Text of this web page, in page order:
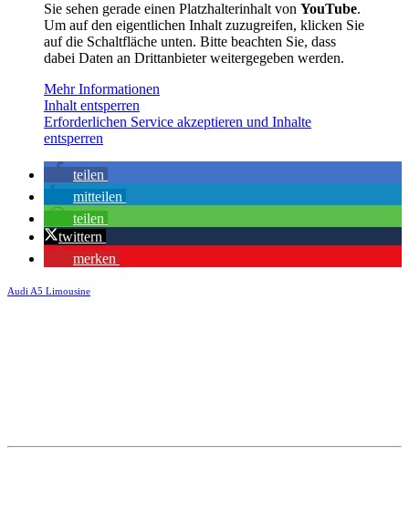
Sie sehen gerade einen Platzhalterinhalt von YouTube.
Um auf den eigentlichen Inhalt zuzugreifen, klicken Sie
auf die Schaltfläche unten. Bitte beachten Sie, dass
dabei Daten an Drittanbieter weitergegeben werden.
Mehr Informationen
Inhalt entsperren
Erforderlichen Service akzeptieren und Inhalte
entsperren
teilen
mitteilen
teilen
twittern
merken
Audi A5 Limousine